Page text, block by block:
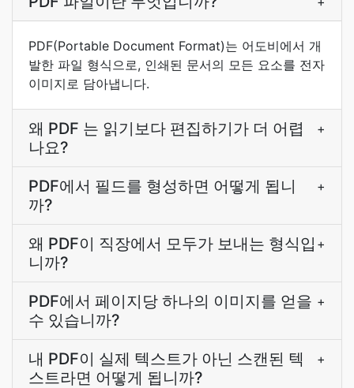
PDF(Portable Document Format)는 어도비에서 개
발한 파일 형식으로, 인쇄된 문서의 모든 요소를 전자
이미지로 담아냅니다.
왜 PDF 는 읽기보다 편집하기가 더 어렵
나요?
+
PDF에서 필드를 형성하면 어떻게 됩니
까?
+
왜 PDF이 직장에서 모두가 보내는 형식입
니까?
+
PDF에서 페이지당 하나의 이미지를 얻을
수 있습니까?
+
내 PDF이 실제 텍스트가 아닌 스캔된 텍
스트라면 어떻게 됩니까?
+